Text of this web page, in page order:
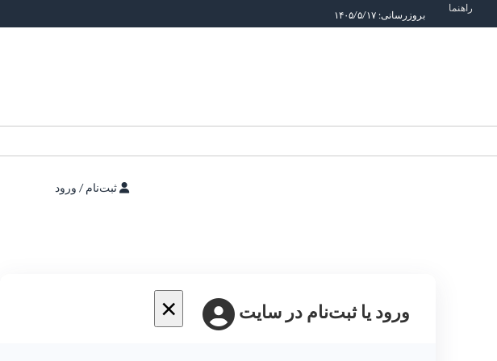
راهنما
بروزرسانی: ۱۴۰۵/۵/۱۷
ثبت‌نام / ورود
× ورود یا ثبت‌نام در سایت